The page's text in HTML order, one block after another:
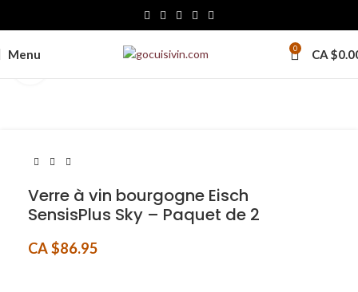
Menu 0 CA $
Verre à vin bourgogne Eisch
SensisPlus Sky – Paquet de 2
CA $86.95